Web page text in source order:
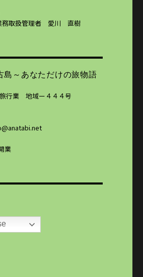
務取扱管理者 愛川 直樹
島～あなただけの旅物語
行業 地域ー４４４号
業